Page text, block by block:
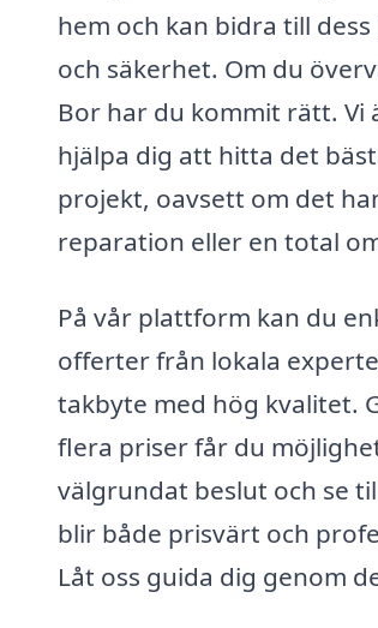
hem och kan bidra till
och säkerhet. Om du
Bor har du kommit rätt. Vi
hjälpa dig att hitta det
projekt, oavsett om det
reparation eller en total
På vår plattform kan du
offerter från lokala
takbyte med hög kvalitet.
flera priser får du
välgrundat beslut och se
blir både prisvärt och
Låt oss guida dig genom